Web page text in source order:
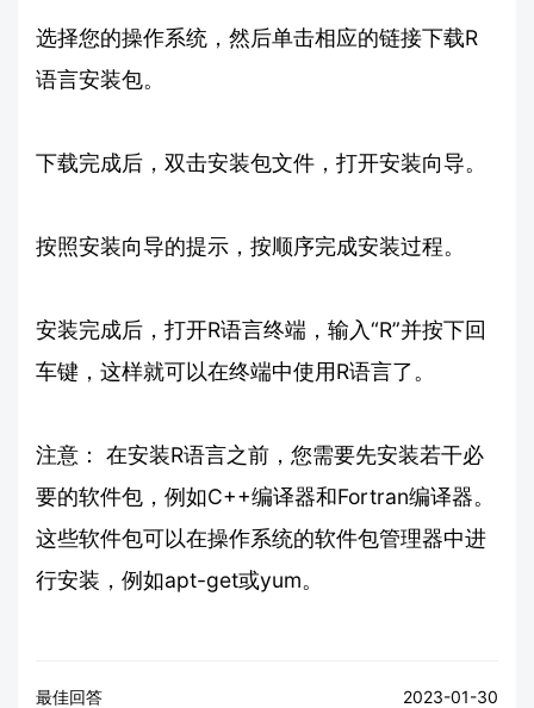
选择您的操作系统，然后单击相应的链接下载R
语言安装包。
下载完成后，双击安装包文件，打开安装向导。
按照安装向导的提示，按顺序完成安装过程。
安装完成后，打开R语言终端，输入“R”并按下回
车键，这样就可以在终端中使用R语言了。
注意： 在安装R语言之前，您需要先安装若干必
要的软件包，例如C++编译器和Fortran编译器。
这些软件包可以在操作系统的软件包管理器中进
行安装，例如apt-get或yum。
最佳回答 2023-01-30